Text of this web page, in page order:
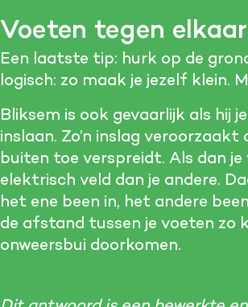
Voeten tegen
Een laatste tip: hurk op de
logisch: zo maak je jezelf klein.
Bliksem is ook gevaarlijk als hij
inslaan. Zo’n inslag
buiten toe verspreidt. Als dan
elektrisch veld dan je andere.
het ene been in, het andere
de afstand tussen je voeten zo
onweersbui doorkomen.